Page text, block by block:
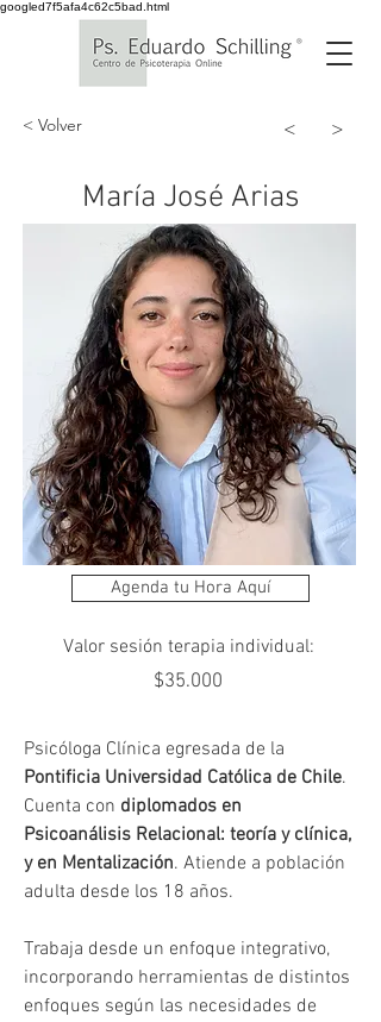
googled7f5afa4c62c5bad.html
< Volver < >
María José Arias
Agenda tu Hora Aquí
Valor sesión terapia individual:
$35.000
Psicóloga Clínica egresada de la
Pontificia Universidad Católica de Chile.
Cuenta con diplomados en
Psicoanálisis Relacional: teoría y clínica,
y en Mentalización. Atiende a población
adulta desde los 18 años.
Trabaja desde un enfoque integrativo,
incorporando herramientas de distintos
enfoques según las necesidades de